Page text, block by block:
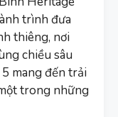
trình đưa
thiêng, nơi
chiều sâu
mang đến trải
trong những